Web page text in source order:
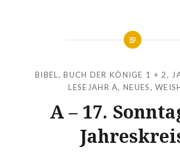
BIBEL ,BUCH DER KÖNIGE 1 + 2,
LESEJAHR A,NEUES,
A – 17.